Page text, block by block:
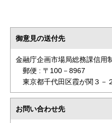
御意見の送付先
金融庁企画市場局総務課信用
郵便 : 〒100－8967
東京都千代田区霞が関３－
お問い合わせ先